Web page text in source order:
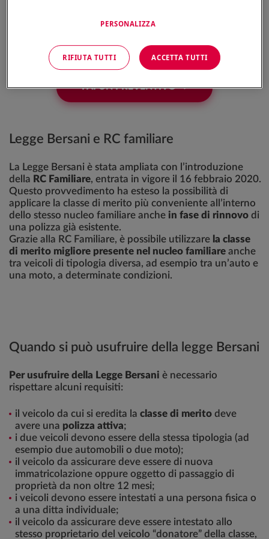
polizza è quindi possibile cambiare compagnia senza
FAI UN PREVENTIVO →
Legge Bersani e RC familiare
La Legge Bersani è stata ampliata con l’introduzione
della RC Familiare, entrata in vigore il 16 febbraio 2020.
Questo provvedimento ha esteso la possibilità di
applicare la classe di merito più conveniente all’interno
dello stesso nucleo familiare anche in fase di rinnovo di
una polizza già esistente.
Grazie alla RC Familiare, è possibile utilizzare la classe
di merito migliore presente nel nucleo familiare anche
tra veicoli di tipologia diversa, ad esempio tra un’auto e
una moto, a determinate condizioni.
Quando si può usufruire della legge Bersani
Per usufruire della Legge Bersani è necessario
rispettare alcuni requisiti:
il veicolo da cui si eredita la classe di merito deve
avere una polizza attiva;
i due veicoli devono essere della stessa tipologia (ad
esempio due automobili o due moto);
il veicolo da assicurare deve essere di nuova
immatricolazione oppure oggetto di passaggio di
proprietà da non oltre 12 mesi;
i veicoli devono essere intestati a una persona fisica o
a una ditta individuale;
il veicolo da assicurare deve essere intestato allo
stesso proprietario del veicolo “donatore” della classe,
PERSONALIZZA
RIFIUTA TUTTI ACCETTA TUTTI